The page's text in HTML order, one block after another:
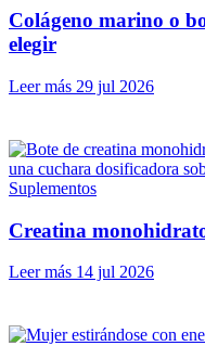
Colágeno marino o
elegir
Leer más 29 jul 2026
Suplementos
Creatina
Leer más 14 jul 2026